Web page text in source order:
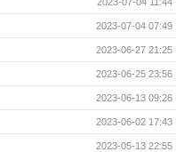
2023-07-04 07:49
2023-06-27 21:25
2023-06-25 23:56
2023-06-13 09:26
2023-06-02 17:43
2023-05-13 22:55